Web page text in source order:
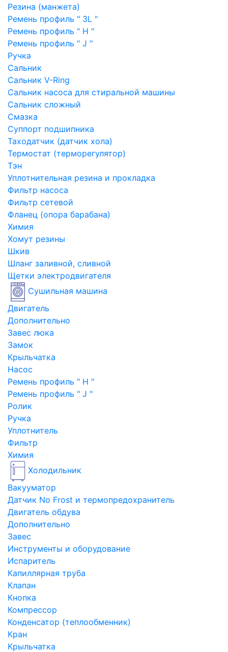
Резина (манжета)
Ремень профиль " 3L "
Ремень профиль " H "
Ремень профиль " J "
Ручка
Сальник
Сальник V-Ring
Сальник насоса для стиральной машины
Сальник сложный
Смазка
Суппорт подшипника
Таходатчик (датчик хола)
Термостат (терморегулятор)
Тэн
Уплотнительная резина и прокладка
Фильтр насоса
Фильтр сетевой
Фланец (опора барабана)
Химия
Хомут резины
Шкив
Шланг заливной, сливной
Щетки электродвигателя
Сушильная машина
Двигатель
Дополнительно
Завес люка
Замок
Крыльчатка
Насос
Ремень профиль " H "
Ремень профиль " J "
Ролик
Ручка
Уплотнитель
Фильтр
Химия
Холодильник
Вакууматор
Датчик No Frost и термопредохранитель
Двигатель обдува
Дополнительно
Завес
Инструменты и оборудование
Испаритель
Капиллярная труба
Клапан
Кнопка
Компрессор
Конденсатор (теплообменник)
Кран
Крыльчатка